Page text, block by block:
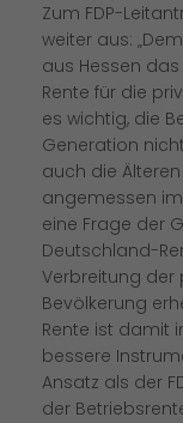
Zum FDP-
weiter aus:
aus Hessen
Rente für die
es wichtig, die
Generation
auch die
angemessen
eine Frage der
Deutschland-
Verbreitung der
Bevölkerung
Rente ist damit
bessere
Ansatz als der
der